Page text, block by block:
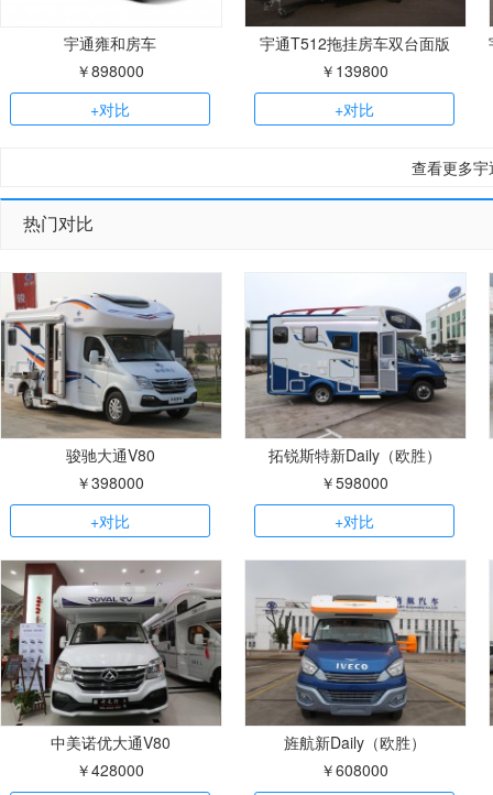
宇通雍和房车
￥898000
+对比
宇通T512拖挂房车双台面版
￥139800
+对比
查看更多
热门对比
骏驰大通V80
￥398000
+对比
拓锐斯特新Daily（欧胜）
￥598000
+对比
中美诺优大通V80
￥428000
旌航新Daily（欧胜）
￥608000